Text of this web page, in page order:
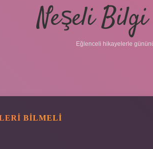
Neşeli Bilgi
Eğlenceli hikayelerle
BILMELI